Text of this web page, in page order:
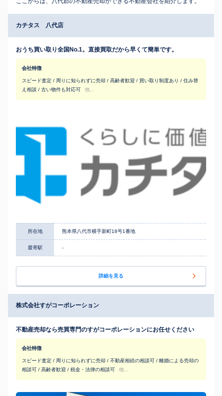
カチタス 八代店
おうち買い取り全国No.1。直接買取だから早くて簡単です。
会社特徴
スピード査定 / 周りに知られずに売却 / 高齢者歓迎 / 買い取り制度あり / 住み替
え相談 / 古い物件も対応可
他...
所在地 熊本県八代市横手新町18号1番地
最寄駅 -
詳細を見る
株式会社すがコーポレーション
不動産売却なら売買専門のすがコーポレーションにお任せください
会社特徴
スピード査定 / 周りに知られずに売却 / 不動産相続の相談可 / 離婚による売却の
相談可 / 高齢者歓迎 / 税金・法律の相談可
他...